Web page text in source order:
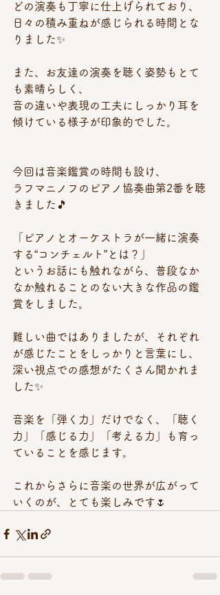
どの演奏も丁寧に仕上げられており、
日々の積み重ねが感じられる時間とな
りました✨
また、お友達の演奏を聴く姿勢もとて
も素晴らしく、
音の違いや表現の工夫にしっかり耳を
傾けている様子が印象的でした。
今回は音楽鑑賞の時間も設け、
ラフマニノフのピアノ協奏曲第2番を聴
きました🎵
「ピアノとオーケストラが一緒に演奏
する“コンチェルト”とは？」
というお話にも触れながら、普段なか
なか触れることのない大きな作品の鑑
賞をしました。
難しい曲ではありましたが、それぞれ
が感じたことをしっかりと言葉にし、
深い視点での感想がたくさん聞かれま
した✨
音楽を「弾く力」だけでなく、「聴く
力」「感じる力」「考える力」も育っ
ていることを感じます。
これからさらに音楽の世界が広がって
いくのが、とても楽しみです🌷